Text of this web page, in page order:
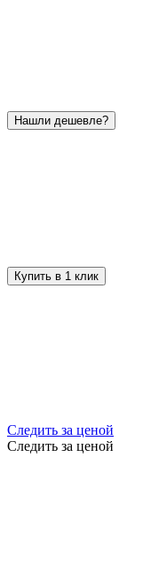
Нашли дешевле?
Купить в 1 клик
Следить за ценой
Следить за ценой